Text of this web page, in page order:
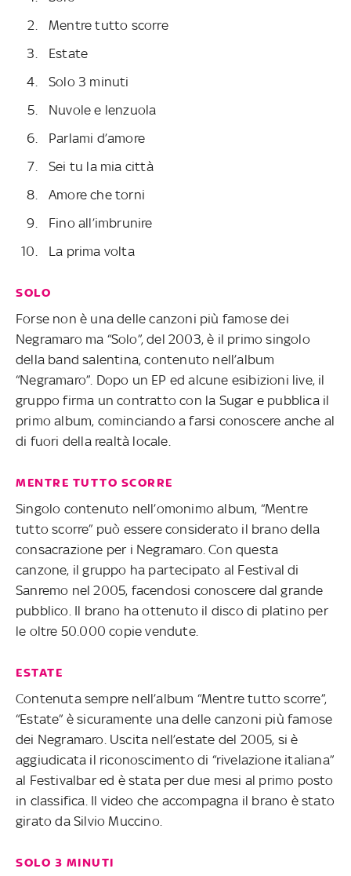
Mentre tutto scorre
Estate
Solo 3 minuti
Nuvole e lenzuola
Parlami d’amore
Sei tu la mia città
Amore che torni
Fino all’imbrunire
La prima volta
SOLO
Forse non è una delle canzoni più famose dei
Negramaro ma “Solo”, del 2003, è il primo singolo
della band salentina, contenuto nell’album
“Negramaro”. Dopo un EP ed alcune esibizioni live, il
gruppo firma un contratto con la Sugar e pubblica il
primo album, cominciando a farsi conoscere anche al
di fuori della realtà locale.
MENTRE TUTTO SCORRE
Singolo contenuto nell’omonimo album, “Mentre
tutto scorre” può essere considerato il brano della
consacrazione per i Negramaro. Con questa
canzone, il gruppo ha partecipato al Festival di
Sanremo nel 2005, facendosi conoscere dal grande
pubblico. Il brano ha ottenuto il disco di platino per
le oltre 50.000 copie vendute.
ESTATE
Contenuta sempre nell’album “Mentre tutto scorre”,
“Estate” è sicuramente una delle canzoni più famose
dei Negramaro. Uscita nell’estate del 2005, si è
aggiudicata il riconoscimento di “rivelazione italiana”
al Festivalbar ed è stata per due mesi al primo posto
in classifica. Il video che accompagna il brano è stato
girato da Silvio Muccino.
SOLO 3 MINUTI